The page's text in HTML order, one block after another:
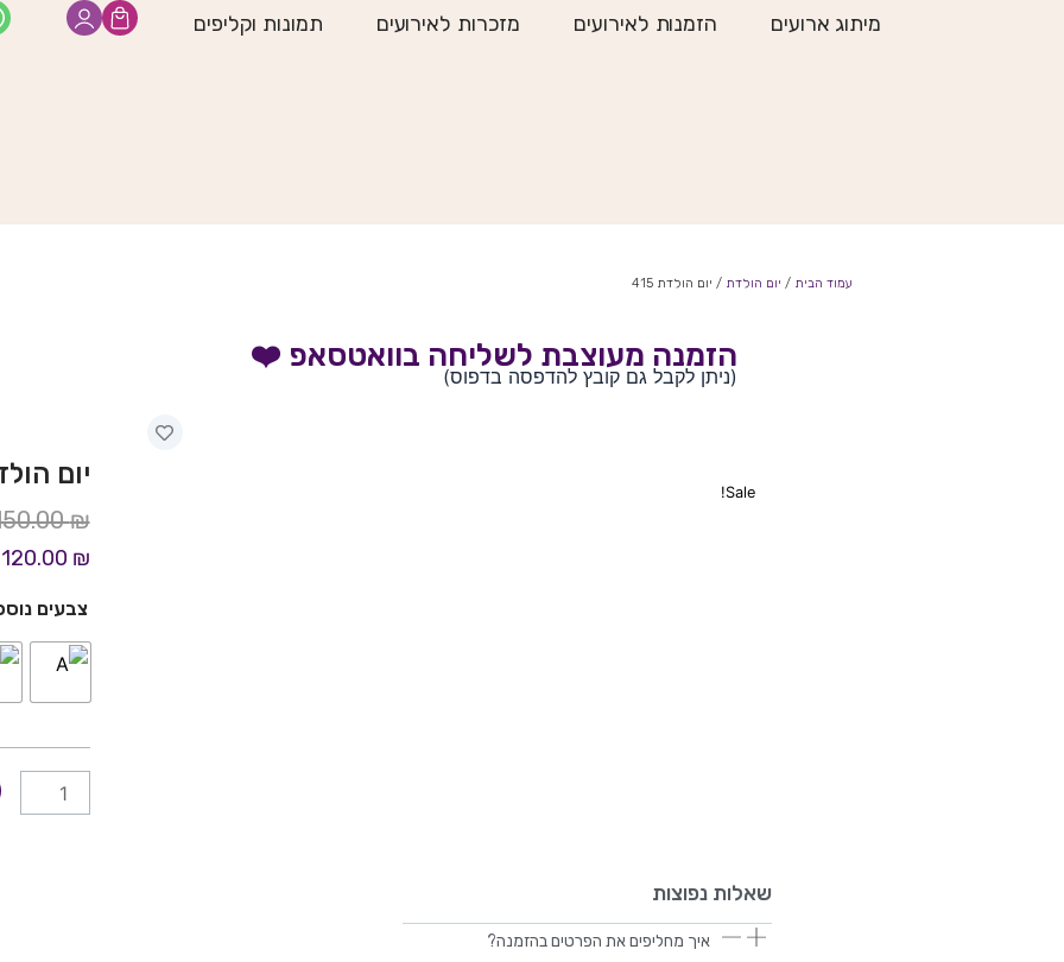
מיתוג ארועים הזמנות לאירועים מזכרות לאירועים תמונות וקליפים
עמוד הבית / יום הולדת / יום הולדת 415
הזמנה מעוצבת לשליחה בוואטסאפ ❤️
(ניתן לקבל גם קובץ להדפסה בדפוס)
Sale!
יום
₪
המחיר
היה:120.00 ₪
המחיר
הוא:
צבעים
של
יום
שאלות נפוצות
איך מחליפים את הפרטים בהזמנה?